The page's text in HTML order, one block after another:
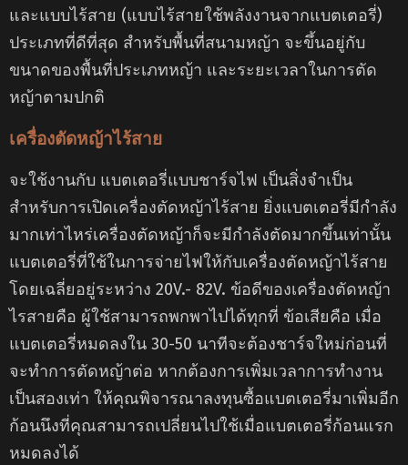
และแบบไร้สาย (แบบไร้สายใช้พลังงานจากแบตเตอรี่)
ประเภทที่ดีที่สุด สำหรับพื้นที่สนามหญ้า จะขึ้นอยู่กับ
ขนาดของพื้นที่ประเภทหญ้า และระยะเวลาในการตัด
หญ้าตามปกติ
เครื่องตัดหญ้าไร้สาย
จะใช้งานกับ แบตเตอรี่แบบชาร์จไฟ เป็นสิ่งจำเป็น
สำหรับการเปิดเครื่องตัดหญ้าไร้สาย ยิ่งแบตเตอรี่มีกำลัง
มากเท่าไหร่เครื่องตัดหญ้าก็จะมีกำลังตัดมากขึ้นเท่านั้น
แบตเตอรี่ที่ใช้ในการจ่ายไฟให้กับเครื่องตัดหญ้าไร้สาย
โดยเฉลี่ยอยู่ระหว่าง 20V.- 82V. ข้อดีของเครื่องตัดหญ้า
ไรสายคือ ผู้ใช้สามารถพกพาไปได้ทุกที่ ข้อเสียคือ เมื่อ
แบตเตอรี่หมดลงใน 30-50 นาทีจะต้องชาร์จใหม่ก่อนที่
จะทำการตัดหญ้าต่อ หากต้องการเพิ่มเวลาการทำงาน
เป็นสองเท่า ให้คุณพิจารณาลงทุนซื้อแบตเตอรี่มาเพิ่มอีก
ก้อนนึงที่คุณสามารถเปลี่ยนไปใช้เมื่อแบตเตอรี่ก้อนแรก
หมดลงได้